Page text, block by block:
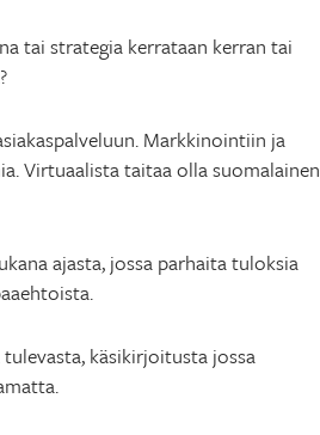
tai strategia kerrataan kerran tai
Markkinointiin ja
Virtuaalista taitaa olla suomalainen
ajasta, jossa parhaita tuloksia
käsikirjoitusta jossa